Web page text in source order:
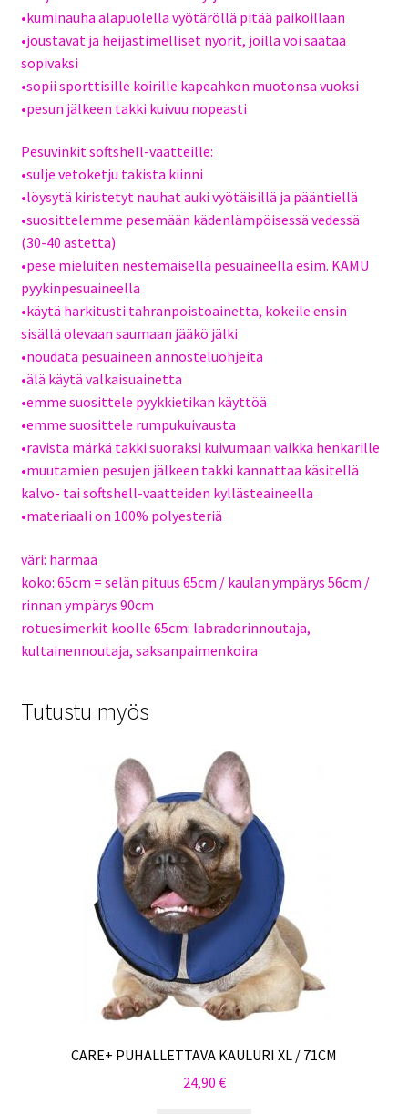
•kuminauha alapuolella vyötäröllä pitää paikoillaan
•joustavat ja heijastimelliset nyörit, joilla voi säätää
sopivaksi
•sopii sporttisille koirille kapeahkon muotonsa vuoksi
•pesun jälkeen takki kuivuu nopeasti
Pesuvinkit softshell-vaatteille:
•sulje vetoketju takista kiinni
•löysytä kiristetyt nauhat auki vyötäisillä ja pääntiellä
•suosittelemme pesemään kädenlämpöisessä vedessä
(30-40 astetta)
•pese mieluiten nestemäisellä pesuaineella esim. KAMU
pyykinpesuaineella
•käytä harkitusti tahranpoistoainetta, kokeile ensin
sisällä olevaan saumaan jääkö jälki
•noudata pesuaineen annosteluohjeita
•älä käytä valkaisuainetta
•emme suosittele pyykkietikan käyttöä
•emme suosittele rumpukuivausta
•ravista märkä takki suoraksi kuivumaan vaikka henkarille
•muutamien pesujen jälkeen takki kannattaa käsitellä
kalvo- tai softshell-vaatteiden kyllästeaineella
•materiaali on 100% polyesteriä
väri: harmaa
koko: 65cm = selän pituus 65cm / kaulan ympärys 56cm /
rinnan ympärys 90cm
rotuesimerkit koolle 65cm: labradorinnoutaja,
kultainennoutaja, saksanpaimenkoira
Tutustu myös
CARE+ PUHALLETTAVA KAULURI XL / 71CM
24,90 €